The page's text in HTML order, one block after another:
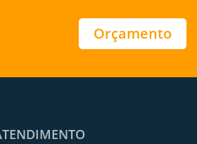
Orçamento